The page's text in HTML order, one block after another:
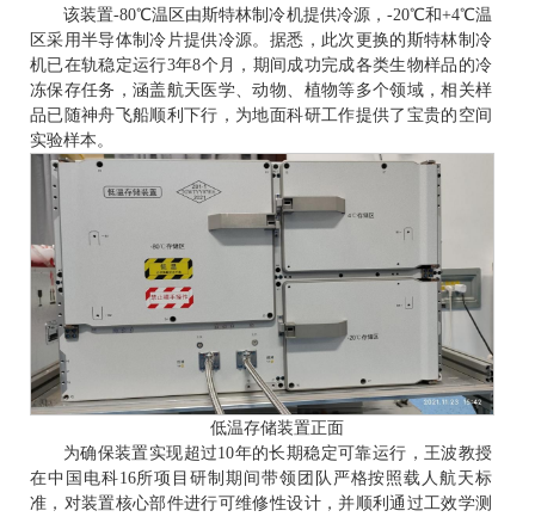
该装置-80℃温区由斯特林制冷机提供冷源，-20℃和+4℃温
区采用半导体制冷片提供冷源。据悉，此次更换的斯特林制冷
机已在轨稳定运行3年8个月，期间成功完成各类生物样品的冷
冻保存任务，涵盖航天医学、动物、植物等多个领域，相关样
品已随神舟飞船顺利下行，为地面科研工作提供了宝贵的空间
实验样本。
低温存储装置正面
为确保装置实现超过10年的长期稳定可靠运行，王波教授
在中国电科16所项目研制期间带领团队严格按照载人航天标
准，对装置核心部件进行可维修性设计，并顺利通过工效学测